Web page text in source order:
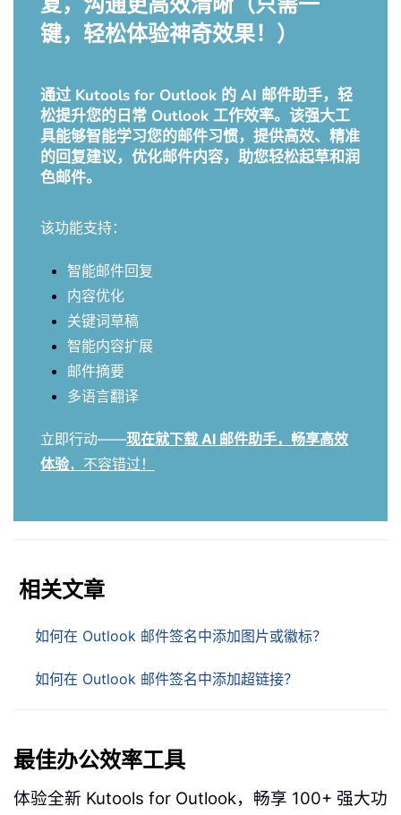
键，轻松体验神奇效果！）
通过 Kutools for Outlook 的 AI 邮件助手，轻
松提升您的日常 Outlook 工作效率。该强大工
具能够智能学习您的邮件习惯，提供高效、精准
的回复建议，优化邮件内容，助您轻松起草和润
色邮件。
该功能支持：
智能邮件回复
内容优化
关键词草稿
智能内容扩展
邮件摘要
多语言翻译
立即行动——现在就下载 AI 邮件助手，畅享高效
体验，不容错过！
相关文章
如何在 Outlook 邮件签名中添加图片或徽标？
如何在 Outlook 邮件签名中添加超链接？
最佳办公效率工具
体验全新 Kutools for Outlook，畅享 100+ 强大功